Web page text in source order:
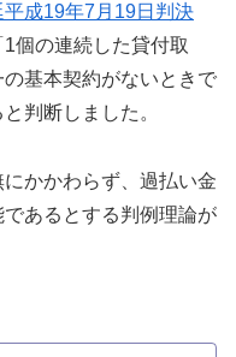
成19年7月19日判決
個の連続した貸付取
基本契約がないときで
判断しました。
かかわらず、過払い金
あるとする判例理論が